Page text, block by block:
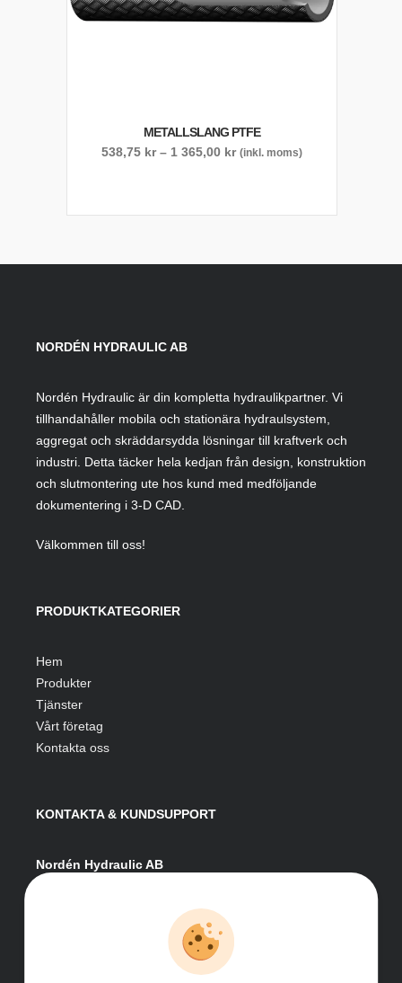
METALLSLANG PTFE
538,75 kr – 1 365,00 krPrisintervall:
(inkl. moms)
NORDÉN HYDRAULIC AB
Nordén Hydraulic är din kompletta hydraulikpartner. Vi
tillhandahåller mobila och stationära hydraulsystem,
aggregat och skräddarsydda lösningar till kraftverk och
industri. Detta täcker hela kedjan från design, konstruktion
och slutmontering ute hos kund med medföljande
dokumentering i 3-D CAD.
Välkommen till oss!
PRODUKTKATEGORIER
Hem
Produkter
Tjänster
Vårt företag
Kontakta oss
KONTAKTA & KUNDSUPPORT
Nordén Hydraulic AB
info@nordenhydraulic.se